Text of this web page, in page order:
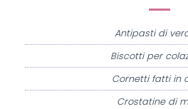
Antipasti di
Biscotti per
Cornetti fatti in
Crostatine di